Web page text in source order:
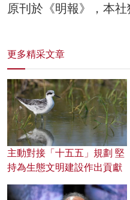
原刊於《明報》，本社
更多精采文章
主動對接「十五五」規劃 堅
持為生態文明建設作出貢獻